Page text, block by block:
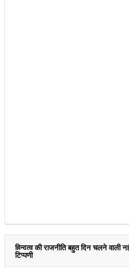
हिन्दुत्व की राजनीति बहुत दिन चलने वाली
टिप्पणी